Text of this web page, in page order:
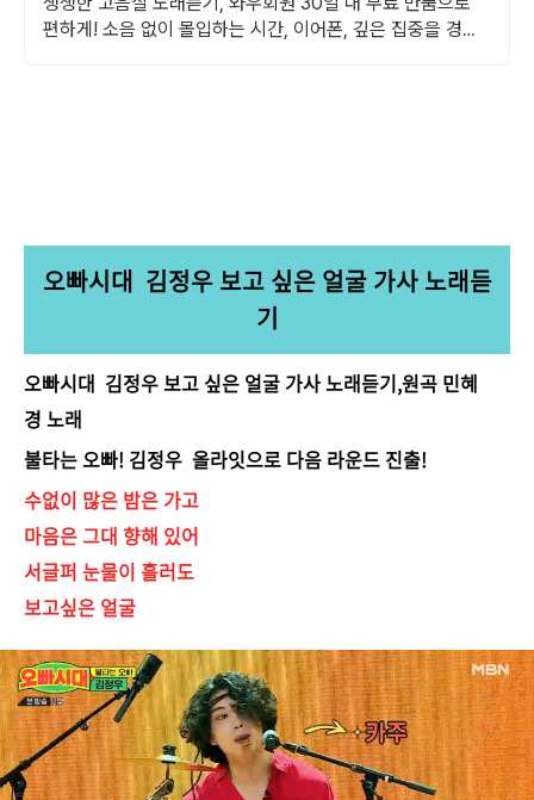
편하게! 소음 없이 몰입하는 시간, 이어폰, 깊은 집중을 경험
오빠시대 김정우 보고 싶은 얼굴 가사 노래듣
기
오빠시대 김정우 보고 싶은 얼굴 가사 노래듣기,원곡 민혜
경 노래
불타는 오빠! 김정우 올라잇으로 다음 라운드 진출!
수없이 많은 밤은 가고
마음은 그대 향해 있어
서글퍼 눈물이 흘러도
보고싶은 얼굴